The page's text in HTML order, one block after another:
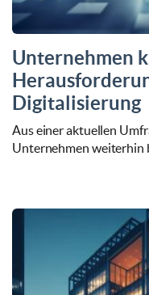
Unternehmen
Digitalisierung
Aus einer aktuellen
Unternehmen weiterhin